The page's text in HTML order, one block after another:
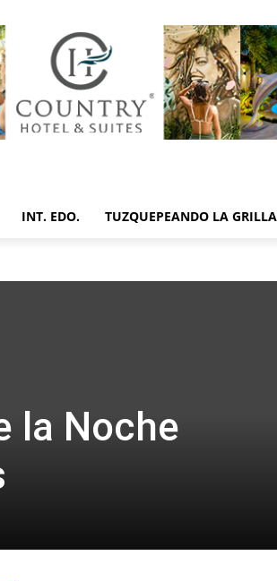
INT. EDO. TUZQUEPEANDO LA GRILLA
la Noche